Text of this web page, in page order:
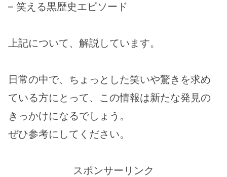
– 笑える黒歴史エピソード
上記について、解説しています。
日常の中で、ちょっとした笑いや驚きを求め
ている方にとって、この情報は新たな発見の
きっかけになるでしょう。
ぜひ参考にしてください。
スポンサーリンク